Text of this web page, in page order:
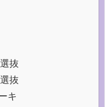
抜
抜
キ